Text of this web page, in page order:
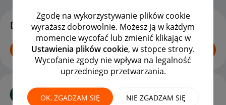
Zgodę na wykorzystywanie plików cookie
wyrażasz dobrowolnie. Możesz ją w każdym
momencie wycofać lub zmienić klikając w
Ustawienia plików cookie, w stopce strony.
Wycofanie zgody nie wpływa na legalność
uprzedniego przetwarzania.
OK, ZGADZAM SIĘ NIE ZGADZAM SIĘ
Dyskusje
ROZPOCZNIJ TEMAT
Jak zobaczyć zakupy przed 2023
rokiem?